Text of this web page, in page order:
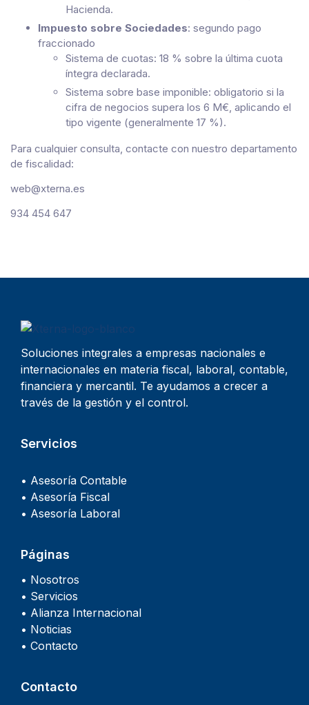
Hacienda.
Impuesto sobre Sociedades: segundo pago
fraccionado
Sistema de cuotas: 18 % sobre la última cuota
íntegra declarada.
Sistema sobre base imponible: obligatorio si la
cifra de negocios supera los 6 M€, aplicando el
tipo vigente (generalmente 17 %).
Para cualquier consulta, contacte con nuestro departamento
de fiscalidad:
web@xterna.es
934 454 647
Soluciones integrales a empresas nacionales e
internacionales en materia fiscal, laboral, contable,
financiera y mercantil. Te ayudamos a crecer a
través de la gestión y el control.
Servicios
• Asesoría Contable
• Asesoría Fiscal
• Asesoría Laboral
Páginas
• Nosotros
• Servicios
• Alianza Internacional
• Noticias
• Contacto
Contacto